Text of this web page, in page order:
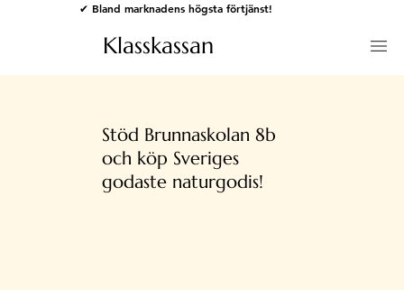
✔ Bland marknadens högsta förtjänst!
Klasskassan
Stöd Brunnaskolan 8b
och köp Sveriges
godaste naturgodis!